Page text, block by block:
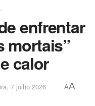
enfrentar
mortais”
calor
7 julho 2026 AA